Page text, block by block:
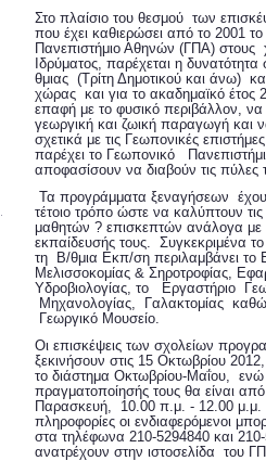
Στο πλαίσιο του θεσμού των
που έχει καθιερώσει από το 2001
Πανεπιστήμιο Αθηνών (ΓΠΑ) στους
Ιδρύματος, παρέχεται η
θμιας (Τρίτη Δημοτικού και άνω)
χώρας και για το ακαδημαϊκό
επαφή με το φυσικό περιβάλλον, να
γεωργική και ζωική παραγωγή και
σχετικά με τις Γεωπονικές
παρέχει το Γεωπονικό
αποφασίσουν να διαβούν τις πύλες
Τα προγράμματα ξεναγήσεων
τέτοιο τρόπο ώστε να καλύπτουν
μαθητών ? επισκεπτών ανάλογα με
εκπαίδευσής τους. Συγκεκριμένα
τη Β/θμια Εκπ/ση περιλαμβάνει το
Μελισσοκομίας & Σηροτροφίας,
Υδροβιολογίας, το Εργαστήριο
Μηχανολογίας, Γαλακτομίας
Γεωργικό Μουσείο.
Οι επισκέψεις των σχολείων
ξεκινήσουν στις 15 Οκτωβρίου
το διάστημα Οκτωβρίου-Μαΐου, ενώ
πραγματοποίησής τους θα είναι
Παρασκευή, 10.00 π.μ. - 12.00 μ.μ.
πληροφορίες οι ενδιαφερόμενοι
στα τηλέφωνα 210-5294840 και
ανατρέχουν στην ιστοσελίδα του